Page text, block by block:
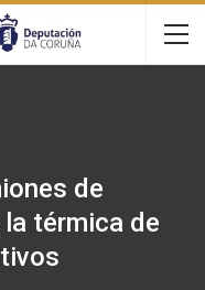
de
térmica de